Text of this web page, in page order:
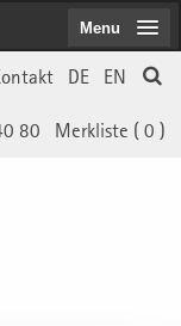
EN
DE
Merkliste ( 0 )
80
Menu